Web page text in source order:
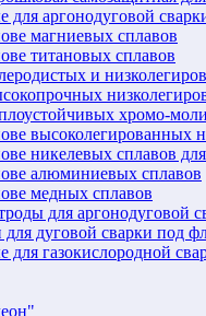
для аргонодуговой
магниевых сплавов
титановых сплавов
и
хромо-
высоколегированных
никелевых сплавов
алюминиевых сплавов
медных сплавов
для аргонодуговой
дуговой сварки под
газокислородной